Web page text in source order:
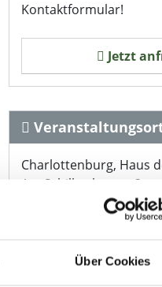
Über Cookies
Kontaktformular!
Jetzt
Charlottenburg, Haus
Am Schillertheater 2
+